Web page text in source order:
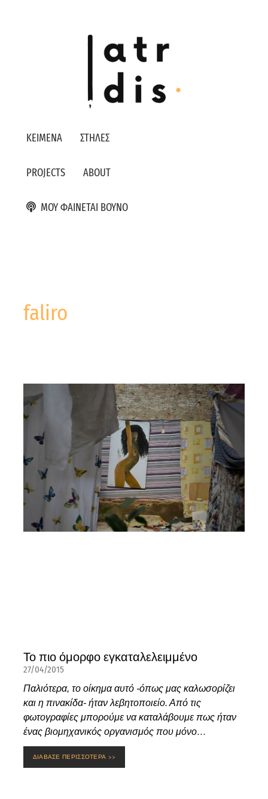
ΚΕΙΜΕΝΑ ΣΤΗΛΕΣ
PROJECTS ABOUT
ΜΟΥ ΦΑΙΝΕΤΑΙ ΒΟΥΝΟ
faliro
Το πιο όμορφο εγκαταλελειμμένο
27/04/2015
Παλιότερα, το οίκημα αυτό -όπως μας καλωσορίζει
και η πινακίδα- ήταν λεβητοποιείο. Από τις
φωτογραφίες μπορούμε να καταλάβουμε πως ήταν
ένας βιομηχανικός οργανισμός που μόνο…
ΔΙΑΒΑΣΕ ΠΕΡΙΣΣΟΤΕΡΑ >>